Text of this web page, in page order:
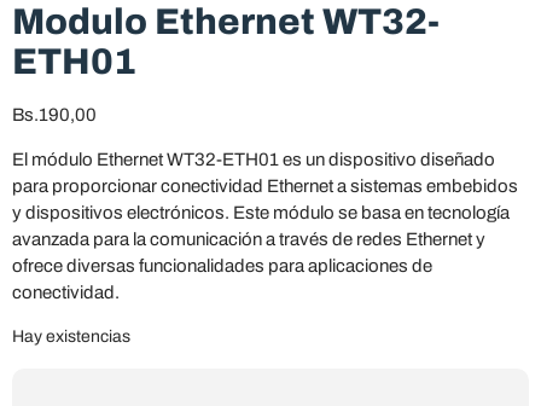
Modulo Ethernet WT32-
ETH01
Bs.190,00
El módulo Ethernet WT32-ETH01 es un dispositivo diseñado
para proporcionar conectividad Ethernet a sistemas embebidos
y dispositivos electrónicos. Este módulo se basa en tecnología
avanzada para la comunicación a través de redes Ethernet y
ofrece diversas funcionalidades para aplicaciones de
conectividad.
Hay existencias